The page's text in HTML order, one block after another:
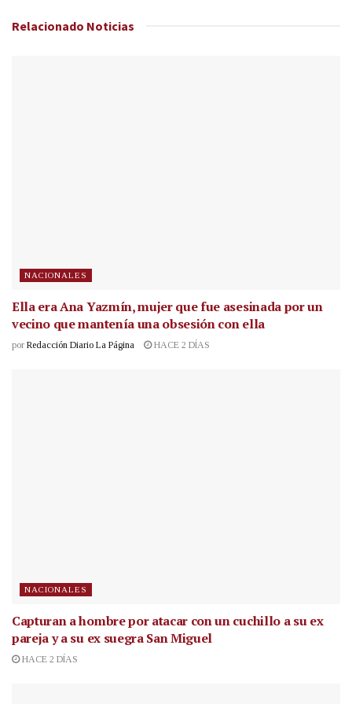
Relacionado Noticias
NACIONALES
Ella era Ana Yazmín, mujer que fue asesinada por un
vecino que mantenía una obsesión con ella
por Redacción Diario La Página HACE 2 DÍAS
NACIONALES
Capturan a hombre por atacar con un cuchillo a su ex
pareja y a su ex suegra San Miguel
HACE 2 DÍAS